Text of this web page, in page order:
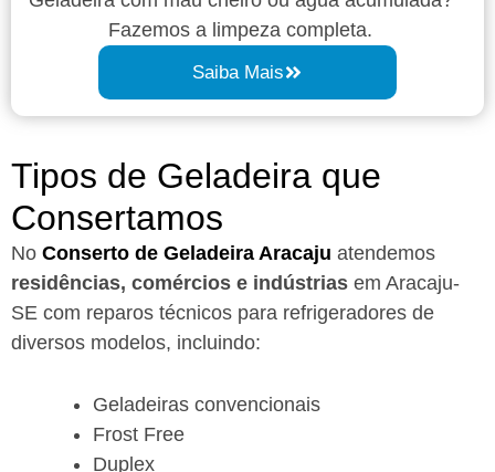
Fazemos a limpeza completa.
Saiba Mais
Tipos de Geladeira que
Consertamos
No Conserto de Geladeira Aracaju atendemos
residências, comércios e indústrias em Aracaju-
SE com reparos técnicos para refrigeradores de
diversos modelos, incluindo:
Geladeiras convencionais
Frost Free
Duplex